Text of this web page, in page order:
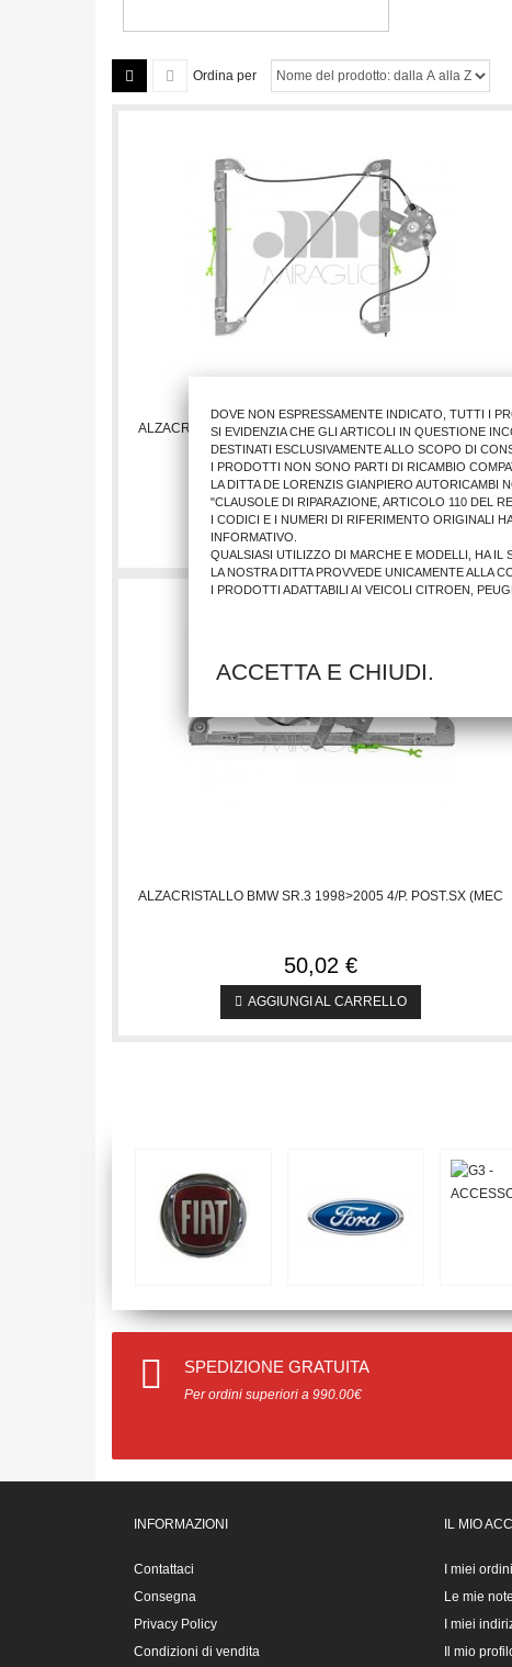
Ordina per
ALZACRISTALLO BMW SR.3 1998>2005 4/P. ANT.DX (MECC
50,02 €
AGGIUNGI AL CARRELLO
ALZACRISTALLO BMW SR.3 1998>2005 4/P. POST.SX (MEC
50,02 €
AGGIUNGI AL CARRELLO
SPEDIZIONE GRATUITA
Per ordini superiori a 990.00€
INFORMAZIONI
Contattaci
Consegna
Privacy Policy
Condizioni di vendita
IL MIO
I miei ordini
Le mie
I miei
Il mio
DOVE NON ESPRESSAMENTE INDICATO, TUTTI I
SI EVIDENZIA CHE GLI ARTICOLI IN QUESTIONE
DESTINATI ESCLUSIVAMENTE ALLO SCOPO DI
I PRODOTTI NON SONO PARTI DI RICAMBIO
LA DITTA DE LORENZIS GIANPIERO AUTORICAMBI
"CLAUSOLE DI RIPARAZIONE, ARTICOLO 110 DEL
I CODICI E I NUMERI DI RIFERIMENTO ORIGINALI
INFORMATIVO.
QUALSIASI UTILIZZO DI MARCHE E MODELLI, HA IL
LA NOSTRA DITTA PROVVEDE UNICAMENTE ALLA
I PRODOTTI ADATTABILI AI VEICOLI CITROEN,
ACCETTA E CHIUDI.